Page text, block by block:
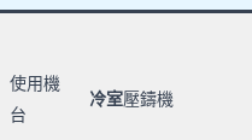
使用機
台
冷室壓鑄機